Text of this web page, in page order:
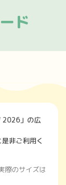
ド
2026」の広
非ご利用く
際のサイズは